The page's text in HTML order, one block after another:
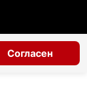
Согласен